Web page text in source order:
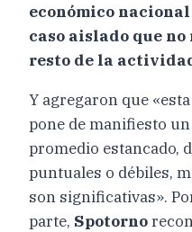
económico
caso aislado que
resto de la
Y agregaron que
pone de manifiesto
promedio estancado,
puntuales o débiles,
son significativas».
parte, Spotorno